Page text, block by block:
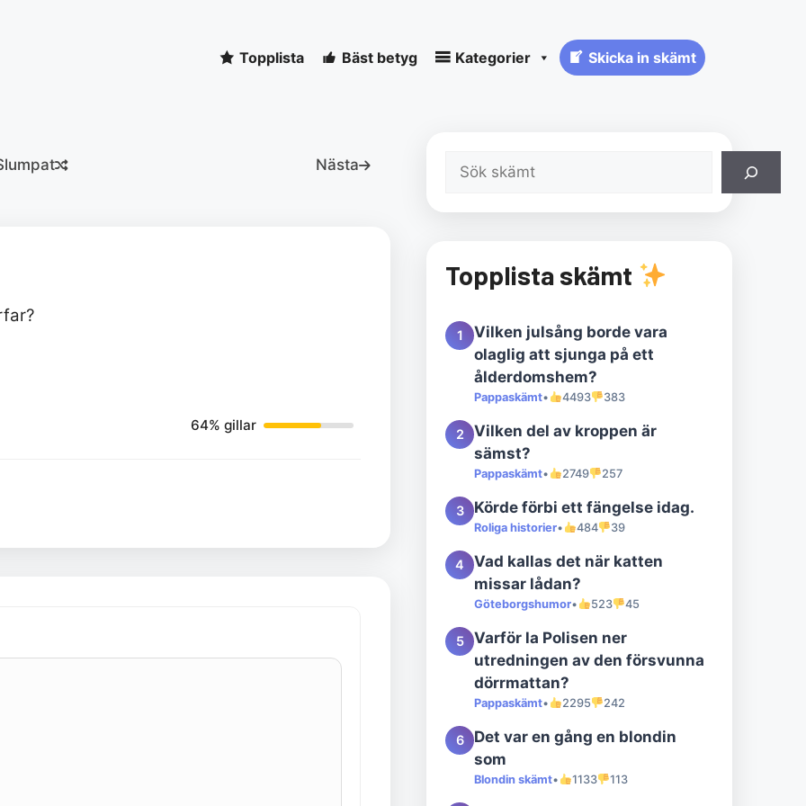
Topplista Bäst betyg Kategorier Skicka in skämt
Nästa
64% gillar
Sök
Topplista skämt
1
Vilken julsång borde vara
olaglig att sjunga på ett
ålderdomshem?
Pappaskämt• 4493 383
2
Vilken del av kroppen är
sämst?
Pappaskämt• 2749 257
3 Körde förbi ett fängelse idag.
Roliga historier• 484 39
4
Vad kallas det när katten
missar lådan?
Göteborgshumor• 523 45
5
Varför la Polisen ner
utredningen av den försvunna
dörrmattan?
Pappaskämt• 2295 242
6
Det var en gång en blondin
som
Blondin skämt• 1133 113